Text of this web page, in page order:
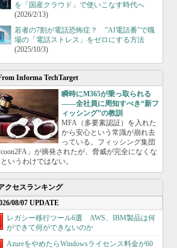
を「国産クラウド」で使いこなす時代へ
(2026/2/13)
若者の7割が電話恐怖症？ ”AI電話番”で職
場の「電話ストレス」をゼロにする方法
(2025/10/3)
Informa TechTarget
瞬時にM365が乗っ取られる
――全社員に周知すべき“新フ
ィッシング”の教訓
MFA（多要素認証）を入れた
から安心という常識が崩れ去
っている。フィッシング集団
」が摘発されたが、脅威が完全になくな
いうわけではない。
クセスランキング
08/07 UPDATE
レガシー移行ツール6選 AWS、IBM製品は何
ができて何ができないのか
AzureをやめたらWindowsライセンス料金が60